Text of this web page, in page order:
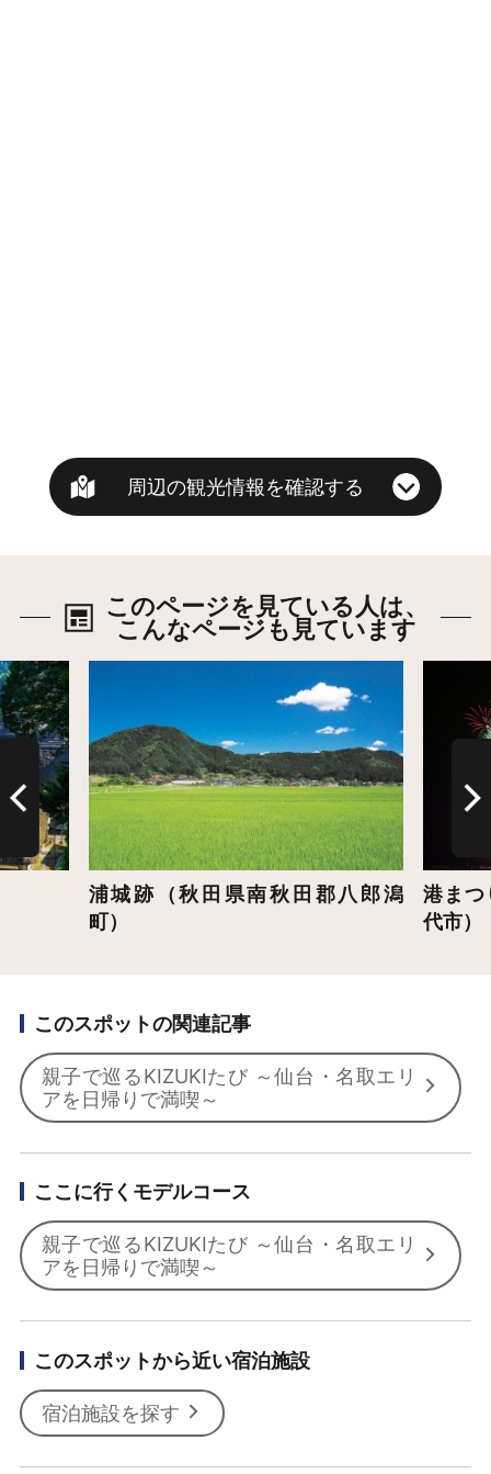
周辺の観光情報を確認する
このページを見ている人は、
こんなページも見ています
浦城跡（秋田県南秋田郡八郎潟
町）
港ま
代市）
このスポットの関連記事
親子で巡るKIZUKIたび ～仙台・名取エリ
アを日帰りで満喫～
ここに行くモデルコース
親子で巡るKIZUKIたび ～仙台・名取エリ
アを日帰りで満喫～
このスポットから近い宿泊施設
宿泊施設を探す